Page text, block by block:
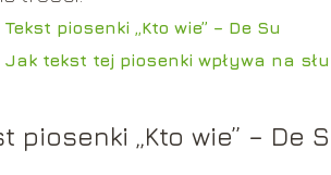
Tekst piosenki „Kto wie” – De Su
Jak tekst tej piosenki wpływa na
piosenki „Kto wie” – De